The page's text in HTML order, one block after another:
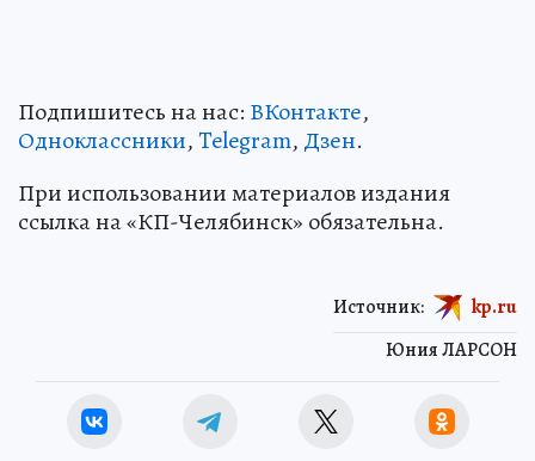
Подпишитесь на нас: ВКонтакте,
Одноклассники,Telegram, Дзен.
При использовании материалов издания
ссылка на «КП-Челябинск» обязательна.
Юния ЛАРСОН
Источник: kp.ru